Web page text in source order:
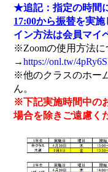
★追記：指定の時間
17:00から振替を実施
イン方法は会員マイ
※Zoomの使用方法に
→https://onl.tw/
※他のクラスのホー
ん。
※下記実施時間中の
場合を除きご遠慮く